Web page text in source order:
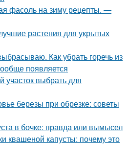
фасоль на зиму рецепты. —
растения для укрытых
Как убрать горечь из
появляется
выбрать для
березы при обрезке: советы
в бочке: правда или вымысел
квашеной капусты: почему это